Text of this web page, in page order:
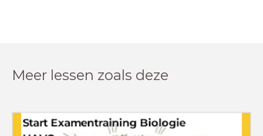
Meer lessen zoals deze